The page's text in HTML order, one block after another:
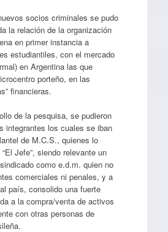
socios criminales se pudo
la relación de la organización
en primer instancia a
estudiantiles, con el mercado
en Argentina las que
porteño, en las
financieras.
de la pesquisa, se pudieron
integrantes los cuales se iban
de M.C.S., quienes lo
Jefe”, siendo relevante un
como e.d.m. quien no
comerciales ni penales, y a
país, consolido una fuerte
a la compra/venta de activos
con otras personas de